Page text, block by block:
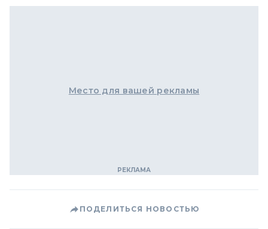
Место для вашей рекламы
ПОДЕЛИТЬСЯ НОВОСТЬЮ